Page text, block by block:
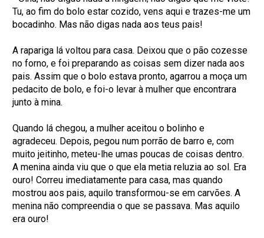
Tu, ao fim do bolo estar cozido, vens aqui e trazes-me um
bocadinho. Mas não digas nada aos teus pais!
A rapariga lá voltou para casa. Deixou que o pão cozesse
no forno, e foi preparando as coisas sem dizer nada aos
pais. Assim que o bolo estava pronto, agarrou a moça um
pedacito de bolo, e foi-o levar à mulher que encontrara
junto à mina.
Quando lá chegou, a mulher aceitou o bolinho e
agradeceu. Depois, pegou num porrão de barro e, com
muito jeitinho, meteu-lhe umas poucas de coisas dentro.
A menina ainda viu que o que ela metia reluzia ao sol. Era
ouro! Correu imediatamente para casa, mas quando
mostrou aos pais, aquilo transformou-se em carvões. A
menina não compreendia o que se passava. Mas aquilo
era ouro!